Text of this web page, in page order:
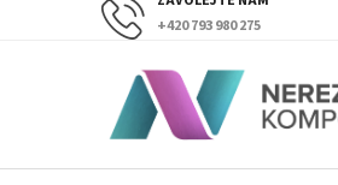
+420 793 980 275